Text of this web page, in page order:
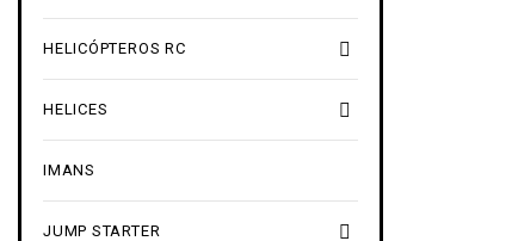

HELICÓPTEROS RC

HELICES
IMANS

JUMP STARTER